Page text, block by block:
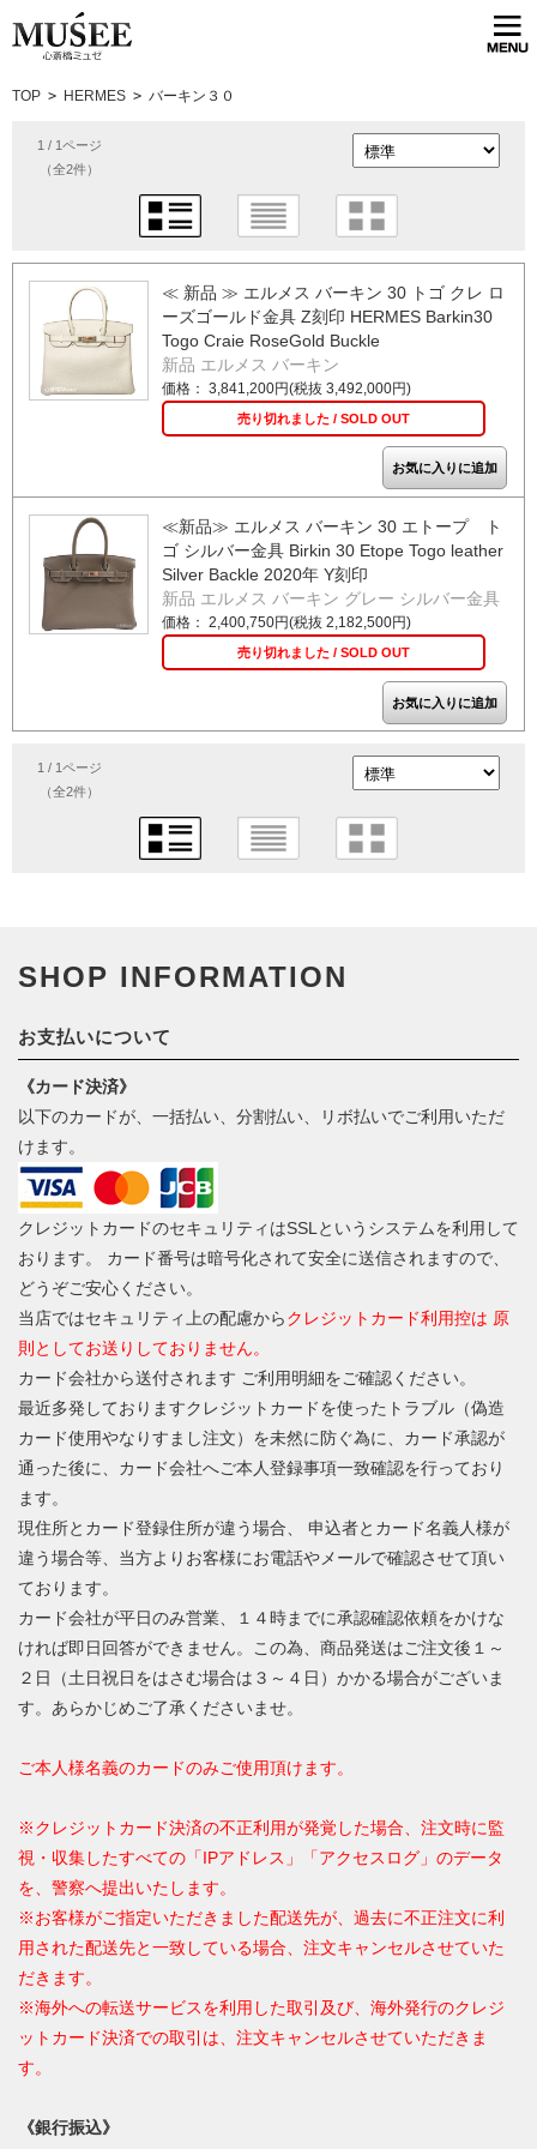
TOP > HERMES > バーキン３０
1 / 1ページ
（全2件）
≪ 新品 ≫ エルメス バーキン 30 トゴ クレ ロ
ーズゴールド金具 Z刻印 HERMES Barkin30
Togo Craie RoseGold Buckle
新品 エルメス バーキン
価格： 3,841,200円(税抜 3,492,000円)
売り切れました / SOLD OUT
≪新品≫ エルメス バーキン 30 エトープ ト
ゴ シルバー金具 Birkin 30 Etope Togo leather
Silver Backle 2020年 Y刻印
新品 エルメス バーキン グレー シルバー金具
価格： 2,400,750円(税抜 2,182,500円)
売り切れました / SOLD OUT
1 / 1ページ
（全2件）
SHOP INFORMATION
お支払いについて
《カード決済》
以下のカードが、一括払い、分割払い、リボ払いでご利用いただ
けます。
クレジットカードのセキュリティはSSLというシステムを利用して
おります。 カード番号は暗号化されて安全に送信されますので、
どうぞご安心ください。
当店ではセキュリティ上の配慮からクレジットカード利用控は 原
則としてお送りしておりません。
カード会社から送付されます ご利用明細をご確認ください。
最近多発しておりますクレジットカードを使ったトラブル（偽造
カード使用やなりすまし注文）を未然に防ぐ為に、カード承認が
通った後に、カード会社へご本人登録事項一致確認を行っており
ます。
現住所とカード登録住所が違う場合、 申込者とカード名義人様が
違う場合等、当方よりお客様にお電話やメールで確認させて頂い
ております。
カード会社が平日のみ営業、１４時までに承認確認依頼をかけな
ければ即日回答ができません。この為、商品発送はご注文後１～
２日（土日祝日をはさむ場合は３～４日）かかる場合がございま
す。あらかじめご了承くださいませ。
ご本人様名義のカードのみご使用頂けます。
※クレジットカード決済の不正利用が発覚した場合、注文時に監
視・収集したすべての「IPアドレス」「アクセスログ」のデータ
を、警察へ提出いたします。
※お客様がご指定いただきました配送先が、過去に不正注文に利
用された配送先と一致している場合、注文キャンセルさせていた
だきます。
※海外への転送サービスを利用した取引及び、海外発行のクレジ
ットカード決済での取引は、注文キャンセルさせていただきま
す。
《銀行振込》